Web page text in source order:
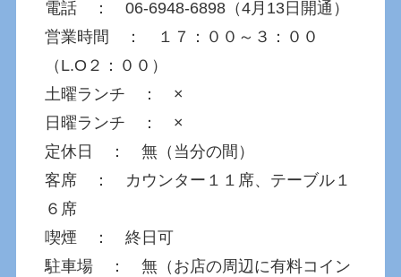
電話 ： 06-6948-6898（4月13日開通）
営業時間 ： １７：００～３：００
（L.O２：００）
土曜ランチ ： ×
日曜ランチ ： ×
定休日 ： 無（当分の間）
客席 ： カウンター１１席、テーブル１
６席
喫煙 ： 終日可
駐車場 ： 無（お店の周辺に有料コイン